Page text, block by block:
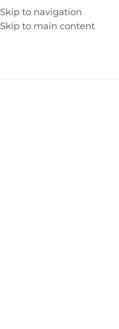
Skip to navigation
Skip to main content